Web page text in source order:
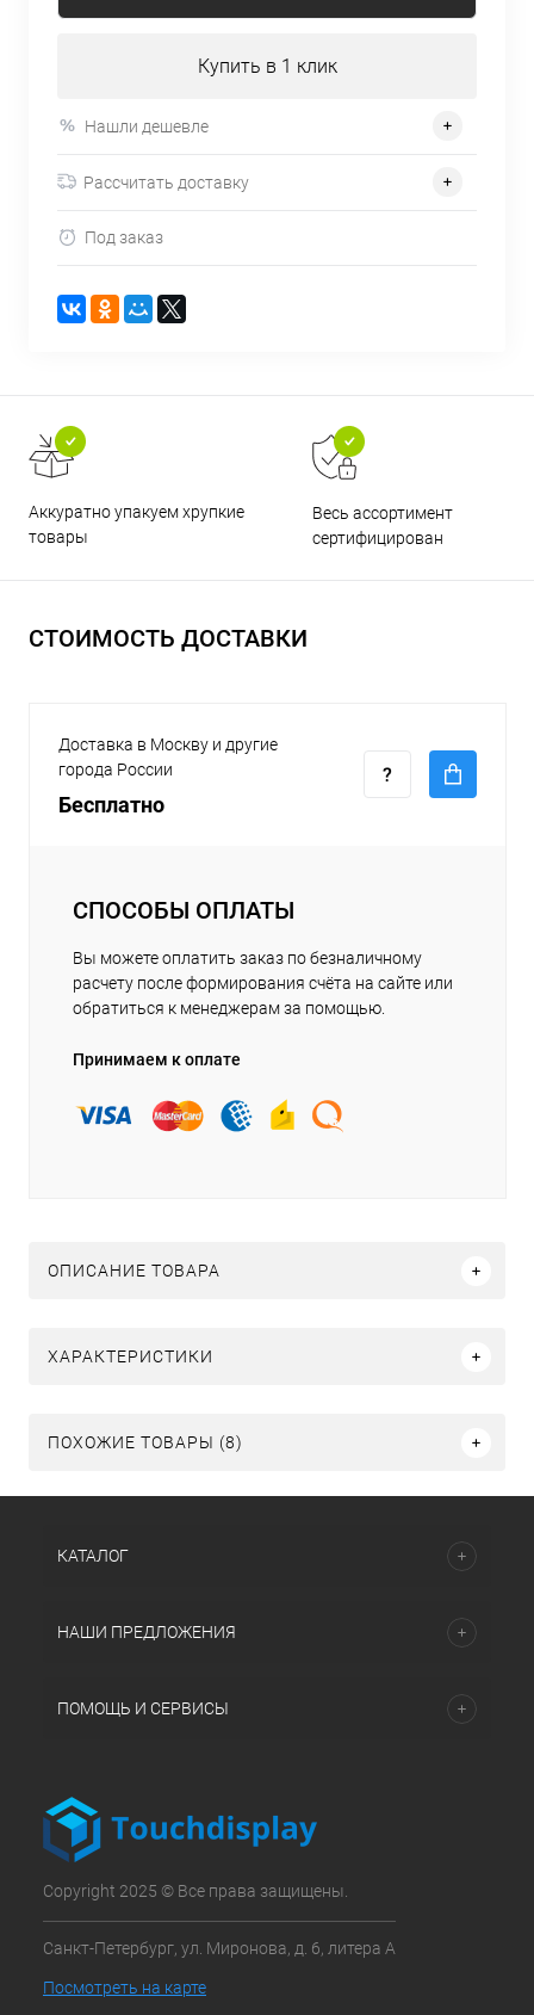
Купить в 1 клик
Нашли дешевле
Рассчитать доставку
Под заказ
Аккуратно упакуем хрупкие
товары
Весь ассортимент
сертифицирован
СТОИМОСТЬ ДОСТАВКИ
Доставка в Москву и другие
города России
Бесплатно
СПОСОБЫ ОПЛАТЫ
Вы можете оплатить заказ по безналичному
расчету после формирования счёта на сайте или
обратиться к менеджерам за помощью.
Принимаем к оплате
ОПИСАНИЕ ТОВАРА
ХАРАКТЕРИСТИКИ
ПОХОЖИЕ ТОВАРЫ (8)
КАТАЛОГ
НАШИ ПРЕДЛОЖЕНИЯ
ПОМОЩЬ И СЕРВИСЫ
Copyright 2025 © Все права защищены.
Санкт-Петербург, ул. Миронова, д. 6, литера А
Посмотреть на карте